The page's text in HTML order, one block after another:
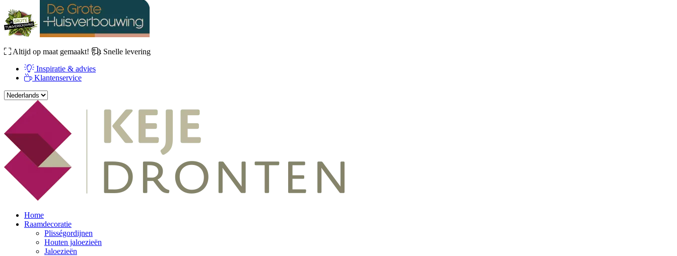
Altijd op maat gemaakt!
Snelle levering
Inspiratie & advies
Klantenservice
Home
Raamdecoratie
Plisségordijnen
Houten jaloezieën
Jaloezieën